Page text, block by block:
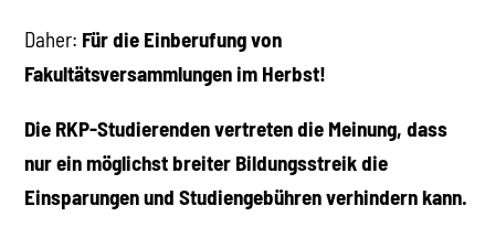
Daher: Für die Einberufung von
Fakultätsversammlungen im Herbst!
Die RKP-Studierenden vertreten die Meinung, dass
nur ein möglichst breiter Bildungsstreik die
Einsparungen und Studiengebühren verhindern kann.